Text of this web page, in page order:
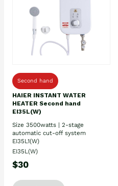
Second hand
HAIER INSTANT WATER
HEATER Second hand
EI35L(W)
Size 3500watts | 2-stage
automatic cut-off system
EI35L1(W)
EI35L(W)
$30